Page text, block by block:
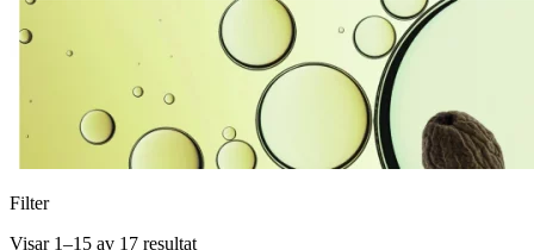
Filter
Visar 1–15 av 17 resultat